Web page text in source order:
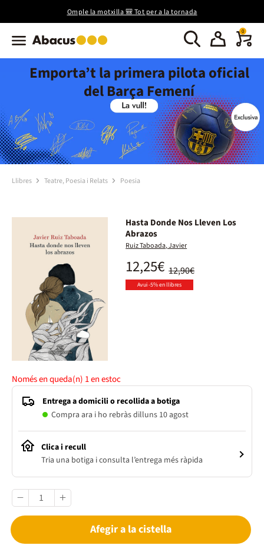
Omple la motxilla 🎒 Tot per a la tornada
0
Emporta’t la primera pilota oficial
del Barça Femení
Llibres Teatre, Poesia i Relats Poesia
Hasta Donde Nos Lleven Los
Abrazos
Ruiz Taboada, Javier
12,90€
12,25€
Avui -5% en llibres
Només en queda(n) 1en estoc
Entrega a domicili o recollida a botiga
Compra ara i ho rebràs dilluns 10 agost
Clica i recull
Tria una botiga i consulta l’entrega més ràpida
Afegir a la cistella